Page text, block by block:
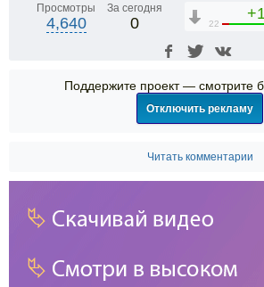
Просмотры
4,640
За сегодня
0 22
Поддержите проект — смотрите
Отключить рекламу
Читать комментарии